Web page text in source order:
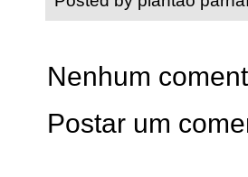
Nenhum
Postar um